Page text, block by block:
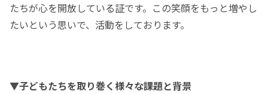
たちが心を開放している証です。この笑顔をもっと増やし
たいという思いで、活動をしております。
▼子どもたちを取り巻く様々な課題と背景